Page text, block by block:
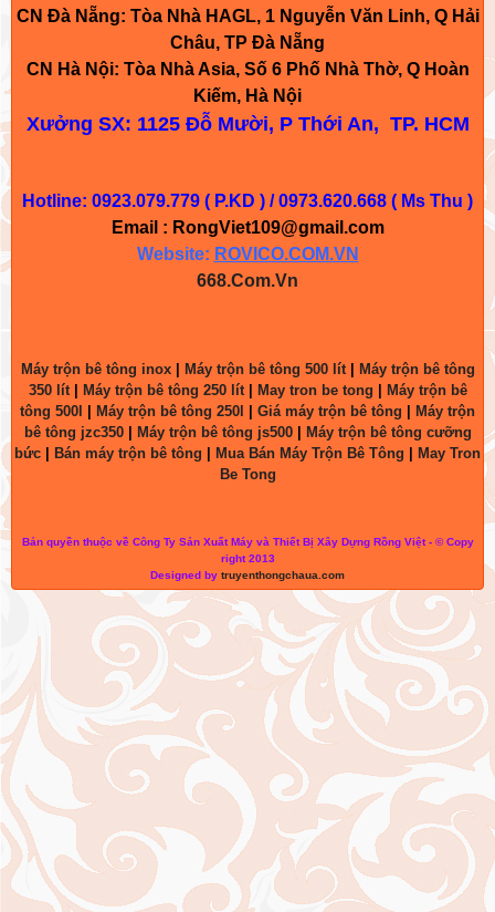
CN Đà Nẵng: Tòa Nhà HAGL, 1 Nguyễn Văn Linh, Q Hải
Châu, TP Đà Nẵng
CN Hà Nội: Tòa Nhà Asia, Số 6 Phố Nhà Thờ, Q Hoàn
Kiếm, Hà Nội
Xưởng SX: 1125 Đỗ Mười, P Thới An, TP. HCM
Hotline: 0923.079.779 ( P.KD ) / 0973.620.668 ( Ms Thu )
Email : RongViet109@gmail.com
Website: ROVICO.COM.VN
668.Com.Vn
Máy trộn bê tông inox Máy trộn bê tông 500 lít
Máy trộn bê tông
350 lít
Máy trộn bê tông 250 lít May tron be tong
Máy trộn bê
tông 500l
Máy trộn bê tông 250l Giá máy trộn bê tông
Máy trộn
bê tông jzc350
Máy trộn bê tông js500
Máy trộn bê tông cưỡng
bức
Bán máy trộn bê tông Mua Bán Máy Trộn Bê Tông
May Tron
Be Tong
Bản quyền thuộc về Công Ty Sản Xuất Máy và Thiết Bị Xây Dựng Rồng Việt - © Copy
right 2013
Designed by truyenthongchaua.com